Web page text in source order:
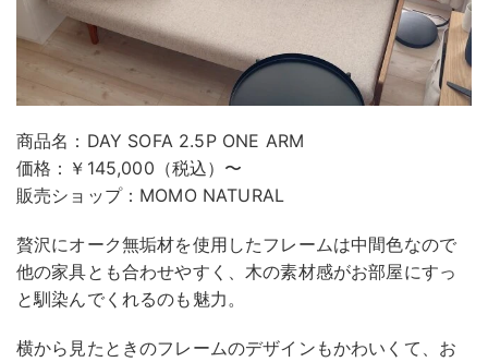
商品名：DAY SOFA 2.5P ONE ARM
価格：￥145,000（税込）〜
販売ショップ：MOMO NATURAL
贅沢にオーク無垢材を使用したフレームは中間色なので
他の家具とも合わせやすく、木の素材感がお部屋にすっ
と馴染んでくれるのも魅力。
横から見たときのフレームのデザインもかわいくて、お